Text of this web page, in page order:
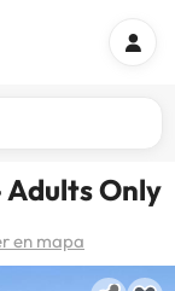
Only
en mapa